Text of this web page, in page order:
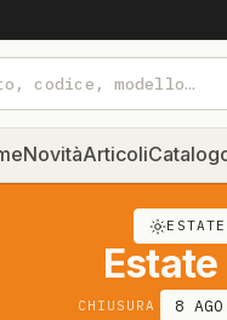
NovitàArticoli
CHIUSURA 8 AGO